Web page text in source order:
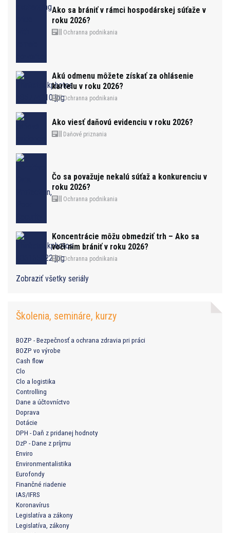
Ako sa brániť v rámci hospodárskej súťaže v
roku 2026?
Ochranna podnikania
Akú odmenu môžete získať za ohlásenie
kartelu v roku 2026?
Ochranna podnikania
Ako viesť daňovú evidenciu v roku 2026?
Daňové priznania
Čo sa považuje nekalú súťaž a konkurenciu v
roku 2026?
Ochranna podnikania
Koncentrácie môžu obmedziť trh – Ako sa
voči nim brániť v roku 2026?
Ochranna podnikania
Zobraziť všetky seriály
Školenia, semináre, kurzy
BOZP - Bezpečnosť a ochrana zdravia pri práci
BOZP vo výrobe
Cash flow
Clo
Clo a logistika
Controlling
Dane a účtovníctvo
Doprava
Dotácie
DPH - Daň z pridanej hodnoty
DzP - Dane z príjmu
Enviro
Environmentalistika
Eurofondy
Finančné riadenie
IAS/IFRS
Koronavírus
Legislatíva a zákony
Legislatíva, zákony